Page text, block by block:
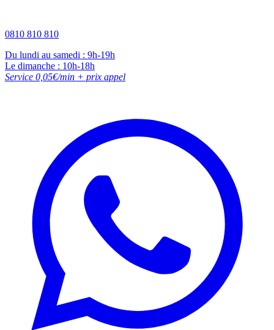
0810 810 810
Du lundi au samedi : 9h-19h
Le dimanche : 10h-18h
Service 0,05€/min + prix appel